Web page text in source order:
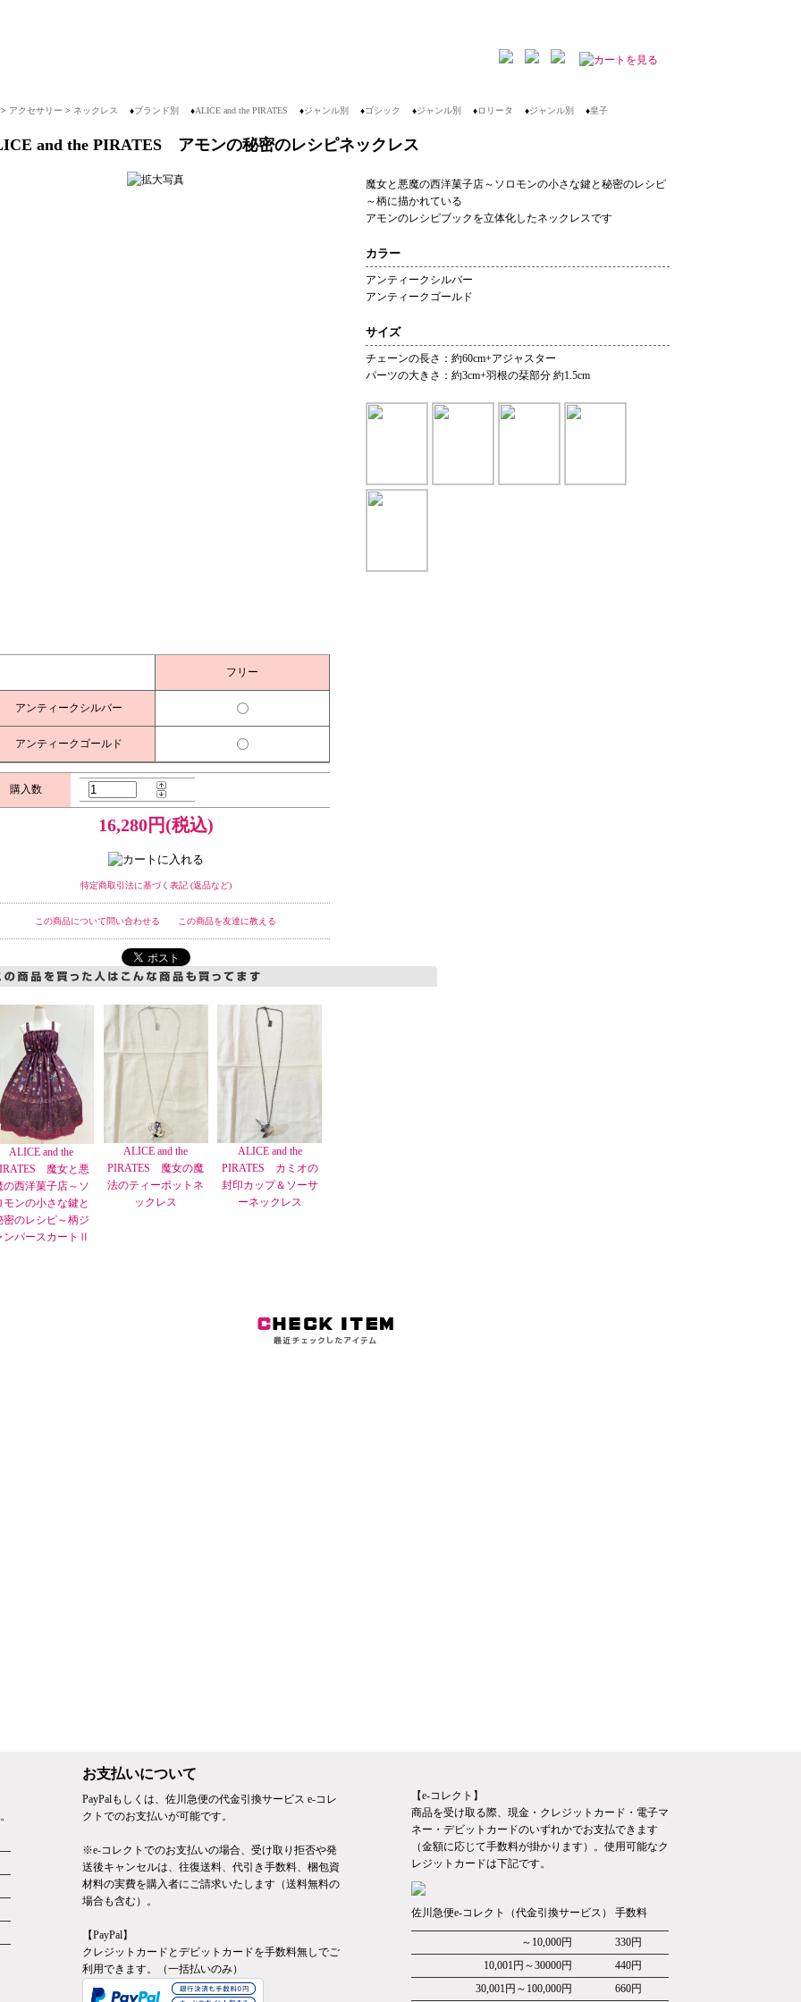
> アクセサリー > ネックレス ♦ブランド別 ♦ALICE and the PIRATES ♦ジャンル別 ♦ゴシック ♦ジャンル別 ♦ロリータ ♦ジャンル別 ♦皇子
and the PIRATES アモンの秘密のレシピネックレス
魔女と悪魔の西洋菓子店～ソロモンの小さな鍵と秘密のレシピ
～柄に描かれている
アモンのレシピブックを立体化したネックレスです
カラー
アンティークシルバー
アンティークゴールド
サイズ
チェーンの長さ：約60cm+アジャスター
パーツの大きさ：約3cm+羽根の栞部分 約1.5cm
フリー
アンティークシルバー
アンティークゴールド
購入数
16,280円(税込)
特定商取引法に基づく表記 (返品など)
この商品について問い合わせる この商品を友達に教える
ALICE and the
魔女と悪
の西洋菓子店～ソ
モンの小さな鍵と
密のレシピ～柄ジ
ンパースカートⅡ
ALICE and the
PIRATES 魔女の魔
法のティーポットネ
ックレス
ALICE and the
PIRATES カミオの
封印カップ＆ソーサ
ーネックレス
お支払いについて
PayPalもしくは、佐川急便の代金引換サービス e-コレ
クトでのお支払いが可能です。
※e-コレクトでのお支払いの場合、受け取り拒否や発
送後キャンセルは、往復送料、代引き手数料、梱包資
材料の実費を購入者にご請求いたします（送料無料の
場合も含む）。
【PayPal】
クレジットカードとデビットカードを手数料無しでご
利用できます。（一括払いのみ）
【e-コレクト】
商品を受け取る際、現金・クレジットカード・電子マ
ネー・デビットカードのいずれかでお支払できます
（金額に応じて手数料が掛かります）。使用可能なク
レジットカードは下記です。
佐川急便e-コレクト（代金引換サービス） 手数料
～10,000円
330円
10,001円～30000円
440円
30,001円～100,000円
660円